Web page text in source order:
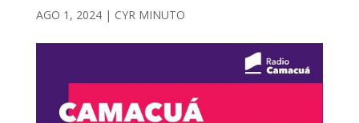
AGO 1, 2024| CYR MINUTO